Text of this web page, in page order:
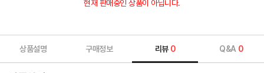
현재 판매중인 상품이 아닙니다.
상품설명 구매정보 리뷰 0 Q&A 0